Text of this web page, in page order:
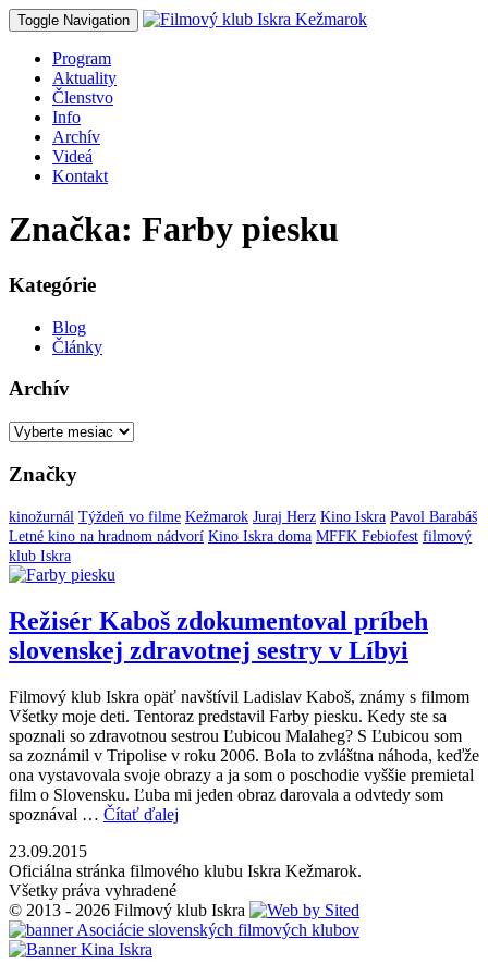
Toggle Navigation
Program
Aktuality
Členstvo
Info
Archív
Videá
Kontakt
Značka: Farby piesku
Kategórie
Blog
Články
Archív
Archív
Značky
kinožurnál Týždeň vo filme Kežmarok Juraj Herz Kino Iskra Pavol Barabáš
Letné kino na hradnom nádvorí Kino Iskra doma MFFK Febiofest filmový
klub Iskra
Režisér Kaboš zdokumentoval príbeh
slovenskej zdravotnej sestry v Líbyi
Filmový klub Iskra opäť navštívil Ladislav Kaboš, známy s filmom
Všetky moje deti. Tentoraz predstavil Farby piesku. Kedy ste sa
spoznali so zdravotnou sestrou Ľubicou Malaheg? S Ľubicou som
sa zoznámil v Tripolise v roku 2006. Bola to zvláštna náhoda, keďže
ona vystavovala svoje obrazy a ja som o poschodie vyššie premietal
film o Slovensku. Ľuba mi jeden obraz darovala a odvtedy som
spoznával … Čítať ďalej
23.09.2015
Oficiálna stránka filmového klubu Iskra Kežmarok.
Všetky práva vyhradené
© 2013 - 2026 Filmový klub Iskra